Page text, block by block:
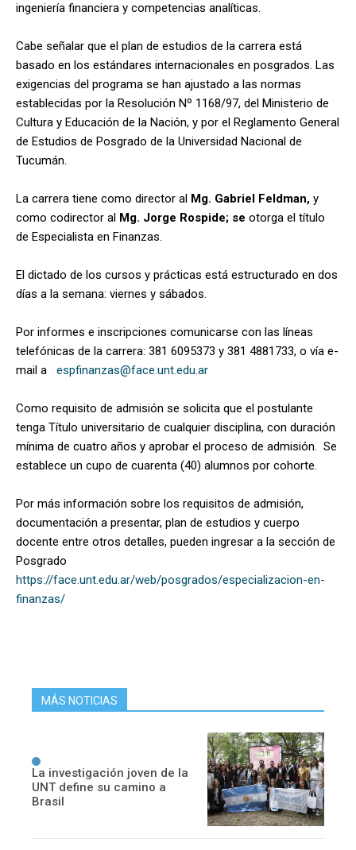
ingeniería financiera y competencias analíticas.
Cabe señalar que el plan de estudios de la carrera está
basado en los estándares internacionales en posgrados. Las
exigencias del programa se han ajustado a las normas
establecidas por la Resolución Nº 1168/97, del Ministerio de
Cultura y Educación de la Nación, y por el Reglamento General
de Estudios de Posgrado de la Universidad Nacional de
Tucumán.
La carrera tiene como director al Mg. Gabriel Feldman, y
como codirector al Mg. Jorge Rospide; se otorga el título
de Especialista en Finanzas.
El dictado de los cursos y prácticas está estructurado en dos
días a la semana: viernes y sábados.
Por informes e inscripciones comunicarse con las líneas
telefónicas de la carrera: 381 6095373 y 381 4881733, o vía e-
mail a espfinanzas@face.unt.edu.ar
Como requisito de admisión se solicita que el postulante
tenga Título universitario de cualquier disciplina, con duración
mínima de cuatro años y aprobar el proceso de admisión. Se
establece un cupo de cuarenta (40) alumnos por cohorte.
Por más información sobre los requisitos de admisión,
documentación a presentar, plan de estudios y cuerpo
docente entre otros detalles, pueden ingresar a la sección de
Posgrado
https://face.unt.edu.ar/web/posgrados/especializacion-en-
finanzas/
MÁS NOTICIAS
La investigación joven de la
UNT define su camino a
Brasil